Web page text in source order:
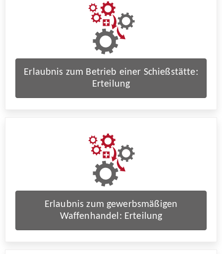
Erlaubnis zum Betrieb einer Schießstätte:
Erteilung
Erlaubnis zum gewerbsmäßigen
Waffenhandel: Erteilung